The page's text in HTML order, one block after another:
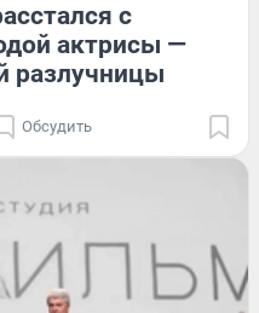
с
актрисы —
разлучницы
Обсудить